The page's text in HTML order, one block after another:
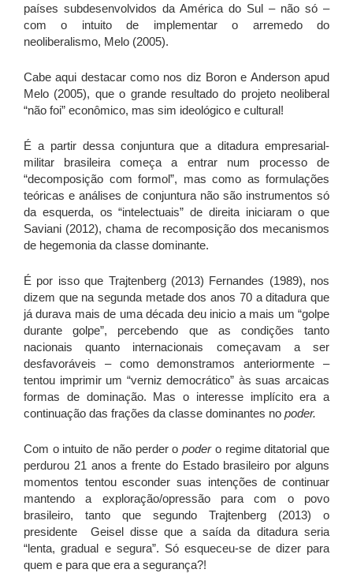
países subdesenvolvidos da América do Sul – não só –
com o intuito de implementar o arremedo do
neoliberalismo, Melo (2005).
Cabe aqui destacar como nos diz Boron e Anderson apud
Melo (2005), que o grande resultado do projeto neoliberal
“não foi” econômico, mas sim ideológico e cultural!
É a partir dessa conjuntura que a ditadura empresarial-
militar brasileira começa a entrar num processo de
“decomposição com formol”, mas como as formulações
teóricas e análises de conjuntura não são instrumentos só
da esquerda, os “intelectuais” de direita iniciaram o que
Saviani (2012), chama de recomposição dos mecanismos
de hegemonia da classe dominante.
É por isso que Trajtenberg (2013) Fernandes (1989), nos
dizem que na segunda metade dos anos 70 a ditadura que
já durava mais de uma década deu inicio a mais um “golpe
durante golpe”, percebendo que as condições tanto
nacionais quanto internacionais começavam a ser
desfavoráveis – como demonstramos anteriormente –
tentou imprimir um “verniz democrático” às suas arcaicas
formas de dominação. Mas o interesse implícito era a
continuação das frações da classe dominantes no poder.
Com o intuito de não perder opoder o regime ditatorial que
perdurou 21 anos a frente do Estado brasileiro por alguns
momentos tentou esconder suas intenções de continuar
mantendo a exploração/opressão para com o povo
brasileiro, tanto que segundo Trajtenberg (2013) o
presidente Geisel disse que a saída da ditadura seria
“lenta, gradual e segura”. Só esqueceu-se de dizer para
quem e para que era a segurança?!